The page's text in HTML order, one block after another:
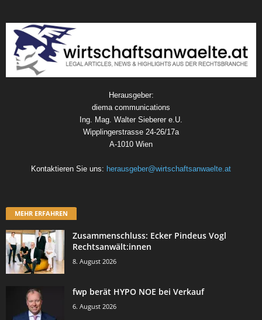
Herausgeber:
diema communications
Ing. Mag. Walter Sieberer e.U.
Wipplingerstrasse 24-26/17a
A-1010 Wien
Kontaktieren Sie uns: herausgeber@wirtschaftsanwaelte.at
MEHR ERFAHREN
Zusammenschluss: Ecker Pindeus Vogl
Rechtsanwält:innen
8. August 2026
fwp berät HYPO NOE bei Verkauf
6. August 2026